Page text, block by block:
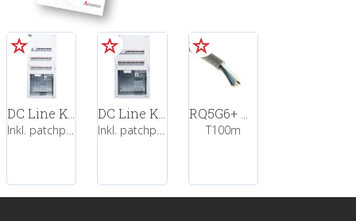
DC Line Kombicentral 3/18 54Mod
Inkl. patchpanel RJ45, Fiberuttag
DC Line Kombicentral 2/18 36Mod
Inkl. patchpanel RJ45, Fiberuttag
RQ5G6+ MiPi 5/3,5 Duct i Flexslang 25mm
T100m